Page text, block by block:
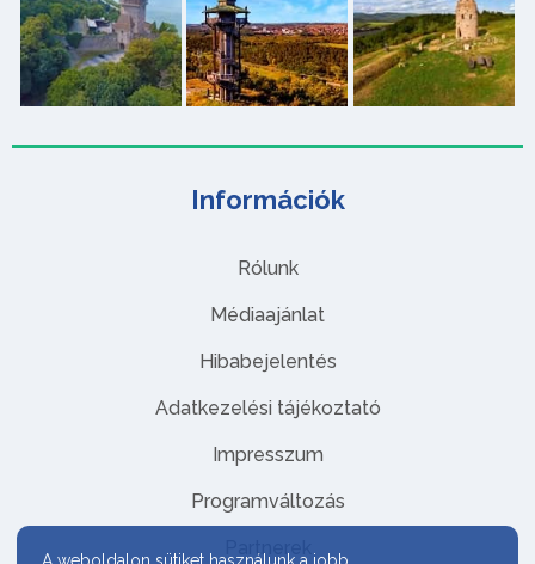
Információk
Rólunk
Médiaajánlat
Hibabejelentés
Adatkezelési tájékoztató
Impresszum
Programváltozás
Partnerek